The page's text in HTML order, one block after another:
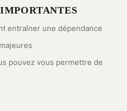
entraîner une dépendance
pouvez vous permettre de